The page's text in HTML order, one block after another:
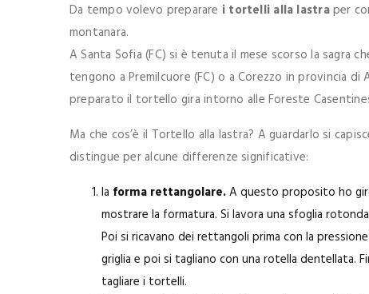
Da tempo volevo preparare i tortelli alla lastraper
montanara.
A Santa Sofia (FC) si è tenuta il mese scorso la sagra
tengono a Premilcuore (FC) o a Corezzo in provincia di
preparato il tortello gira intorno alle Foreste
Ma che cos’è il Tortello alla lastra? A guardarlo si
distingue per alcune differenze significative:
la forma rettangolare.A questo proposito ho
mostrare la formatura. Si lavora una sfoglia
Poi si ricavano dei rettangoli prima con la
griglia e poi si tagliano con una rotella dentellata.
tagliare i tortelli.